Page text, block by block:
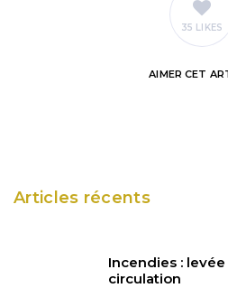
35 LIKES
AIMER CET
Articles récents
Incendies :
circulation